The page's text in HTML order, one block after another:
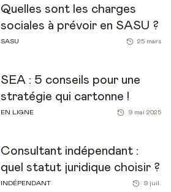
Quelles sont les charges
sociales à prévoir en SASU ?
SASU 25 mars
SEA : 5 conseils pour une
stratégie qui cartonne !
EN LIGNE 9 mai 2025
Consultant indépendant :
quel statut juridique choisir ?
INDÉPENDANT 9 juil.